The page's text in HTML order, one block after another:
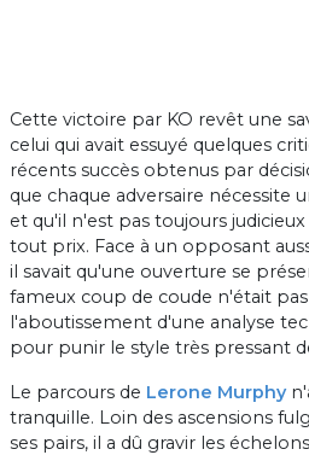
Cette victoire par KO revêt une
celui qui avait essuyé quelques
récents succès obtenus par
que chaque adversaire nécessite
et qu'il n'est pas toujours
tout prix. Face à un opposant
il savait qu'une ouverture se
fameux coup de coude n'était
l'aboutissement d'une analyse
pour punir le style très pressant
Le parcours de Lerone Murphy
tranquille. Loin des ascensions
ses pairs, il a dû gravir les